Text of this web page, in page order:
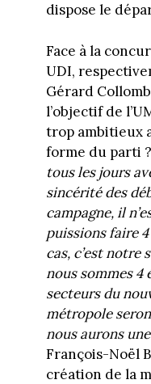
dispose le
Face à la
UDI,
Gérard
l’objectif de
trop ambitieux
forme du parti ?
tous les jours
sincérité des
campagne, il
puissions faire
cas, c’est notre
nous sommes 4
secteurs du
métropole
nous aurons
François-Noël
création de la